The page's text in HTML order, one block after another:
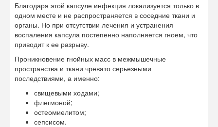
Благодаря этой капсуле инфекция локализуется только в
одном месте и не распространяется в соседние ткани и
органы. Но при отсутствии лечения и устранения
воспаления капсула постепенно наполняется гноем, что
приводит к ее разрыву.
Проникновение гнойных масс в межмышечные
пространства и ткани чревато серьезными
последствиями, а именно:
свищевыми ходами;
флегмоной;
остеомиелитом;
сепсисом.